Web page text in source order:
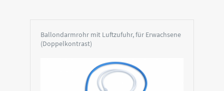
Ballondarmrohr mit Luftzufuhr, für Erwachsene
(Doppelkontrast)